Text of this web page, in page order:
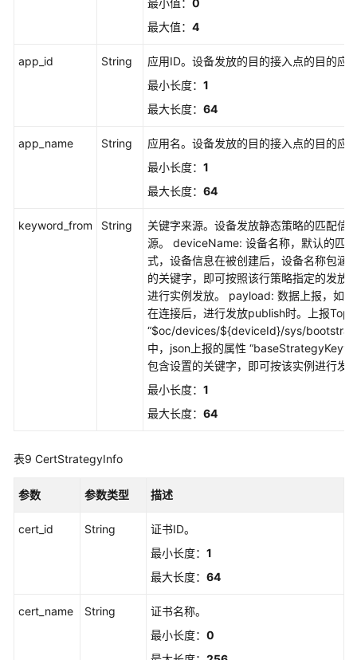
最小值： 0
最大值： 4
app_id String
应用ID。设备发放的目的接入点的目的应
最小长度： 1
最大长度： 64
app_name String
应用名。设备发放的目的接入点的目的应
最小长度： 1
最大长度： 64
keyword_from String
关键字来源。设备发放静态策略的匹配信
源。 deviceName: 设备名称，默认的匹
式，设备信息在被创建后，设备名称包涵
的关键字，即可按照该行策略指定的发放
进行实例发放。 payload: 数据上报，如
在连接后，进行发放publish时。上报
“$oc/devices/${deviceId}/sys/
中，json上报的属性
包含设置的关键字，即可按该实例进行发
最小长度： 1
最大长度： 64
表9 CertStrategyInfo
参数 参数类型 描述
cert_id String
证书ID。
最小长度： 1
最大长度： 64
cert_name String
证书名称。
最小长度： 0